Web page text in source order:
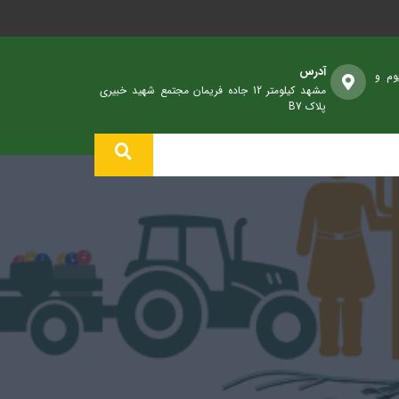
و
آدرس
مشهد کیلومتر 12 جاده فریمان مجتمع شهید خبیری
پلاک B7